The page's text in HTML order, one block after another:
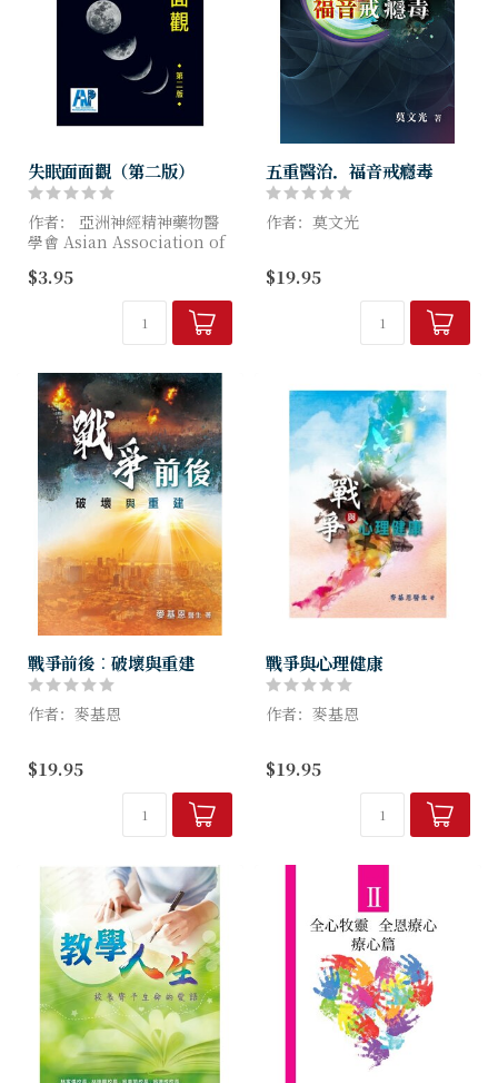
失眠面面觀（第二版）
作者： 亞洲神經精神藥物醫
學會 Asian Association of
「失眠」和各種治療失眠的藥
$3.95
五重醫治．福音戒癮毒
作者：莫文光
基督耶穌針對地施行「五重醫
...18篇真人真事具體見證了
$19.95
戰爭前後︰破壞與重建
作者：麥基恩
為四大部分，包括「戰爭的源
起及破壞」、「戰爭的創傷及
病症」、「戰爭的罪行及審
判」及「戰後的重建及實
$19.95
戰爭與心理健康
作者：麥基恩
止在戰場上的士兵將領，兩國
（甚至多國）的社會及人民都
會受到不同程度的重大影響。
除了造成人命傷亡、財物經濟
$19.95